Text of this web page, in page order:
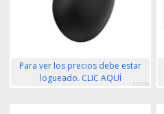
Para ver los precios debe estar
logueado. CLIC AQUÍ
273110